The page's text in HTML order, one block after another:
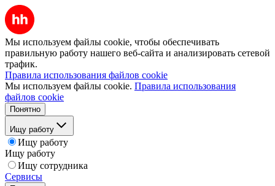
Мы используем файлы cookie, чтобы обеспечивать
правильную работу нашего веб-сайта и анализировать сетевой
трафик.
Правила использования файлов cookie
Мы используем файлы cookie. Правила использования
файлов cookie
Понятно
Ищу работу
Ищу работу
Ищу работу
Ищу сотрудника
Сервисы